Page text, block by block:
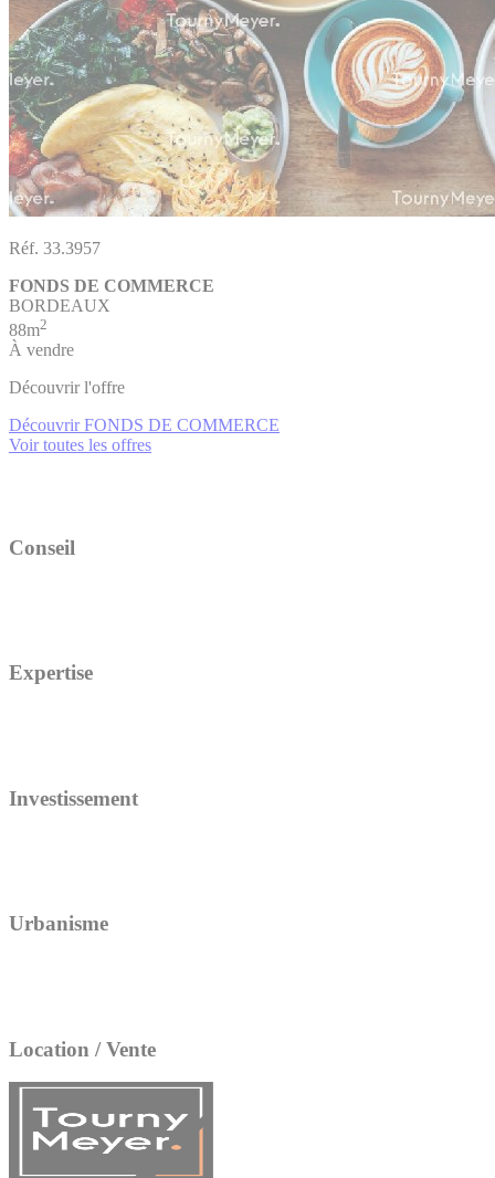
Réf. 33.3957
FONDS DE COMMERCE
BORDEAUX
88m2
À vendre
Découvrir l'offre
Découvrir FONDS DE COMMERCE
Voir toutes les offres
Conseil
Expertise
Investissement
Urbanisme
Location / Vente